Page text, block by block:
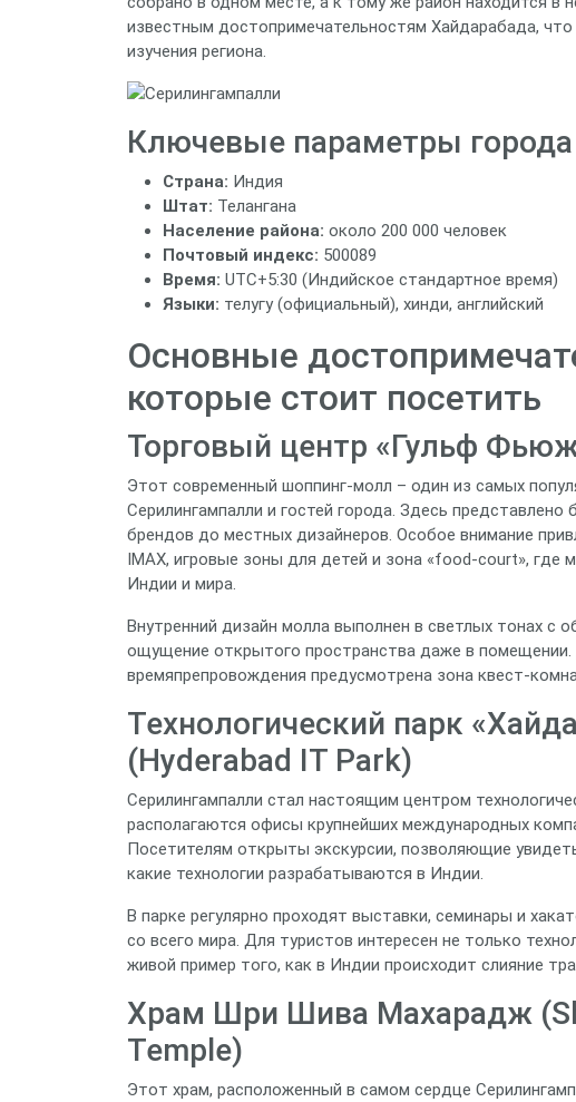
известным достопримечательностям Хайдарабада,
изучения региона.
Ключевые параметры города
Страна: Индия
Штат: Телангана
Население района: около 200 000 человек
Почтовый индекс: 500089
Время: UTC+5:30 (Индийское стандартное время)
Языки: телугу (официальный), хинди, английский
Основные
которые стоит посетить
Торговый центр «Гульф
Этот современный шоппинг‑молл – один из самых
Серилингампалли и гостей города. Здесь
брендов до местных дизайнеров. Особое внимание
IMAX, игровые зоны для детей и зона «food‑court»,
Индии и мира.
Внутренний дизайн молла выполнен в светлых тонах с
ощущение открытого пространства даже в помещении.
времяпрепровождения предусмотрена зона
Технологический парк
(Hyderabad IT Park)
Серилингампалли стал настоящим центром
располагаются офисы крупнейших международных
Посетителям открыты экскурсии, позволяющие
какие технологии разрабатываются в Индии.
В парке регулярно проходят выставки, семинары и
со всего мира. Для туристов интересен не только
живой пример того, как в Индии происходит слияние
Храм Шри Шива Махарадж
Temple)
Этот храм, расположенный в самом сердце